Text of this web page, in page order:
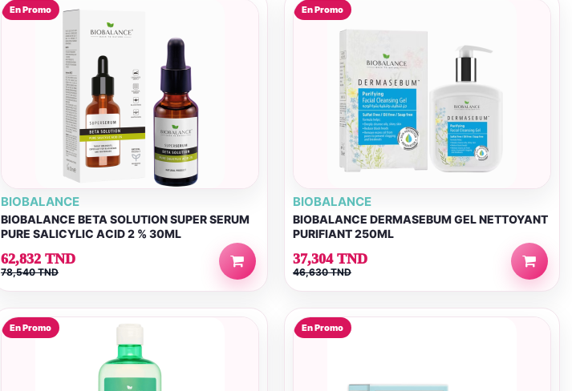
En Promo
BIOBALANCE
BIOBALANCE BETA SOLUTION SUPER SERUM
PURE SALICYLIC ACID 2 % 30ML
62,832 TND
78,540 TND
En Promo
BIOBALANCE
BIOBALANCE DERMASEBUM GEL NETTOYANT
PURIFIANT 250ML
37,304 TND
46,630 TND
En Promo En Promo